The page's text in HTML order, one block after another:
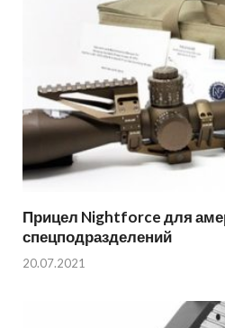
Прицел Nightforce для
спецподразделений
20.07.2021